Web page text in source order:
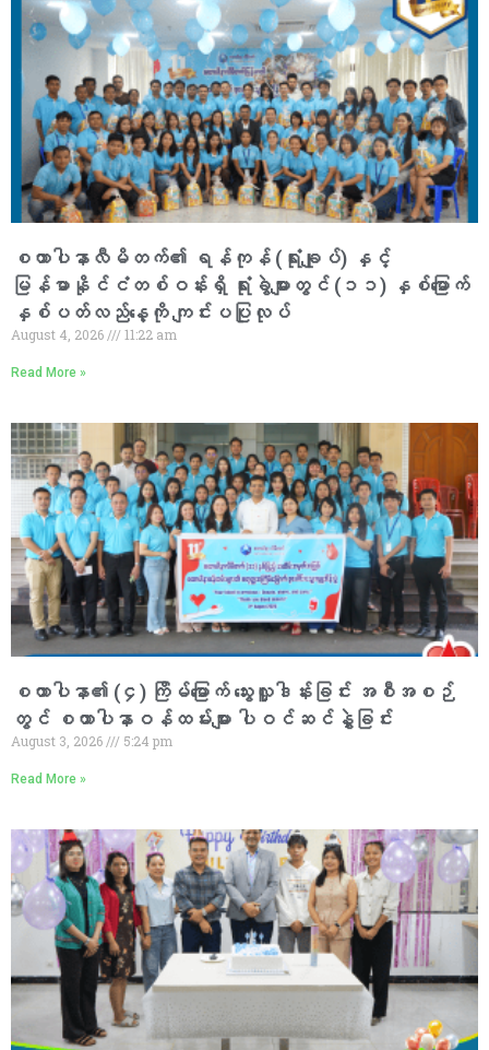
စထာပါနာလီမိတက်၏ ရန်ကုန် (ရုံးချုပ်) နှင့်
မြန်မာနိုင်ငံတစ်ဝန်းရှိ ရုံးခွဲများတွင် (၁၁) နှစ်မြောက်
နှစ်ပတ်လည်နေ့ကို ကျင်းပပြုလုပ်
August 4, 2026 11:22 am
Read More »
စထာပါနာ၏ (၄) ကြိမ်မြောက် သွေးလှူဒါန်းခြင်း အစီအစဉ်
တွင် စထာပါနာဝန်ထမ်းများ ပါဝင်ဆင်နွှဲခြင်း
August 3, 2026 5:24 pm
Read More »